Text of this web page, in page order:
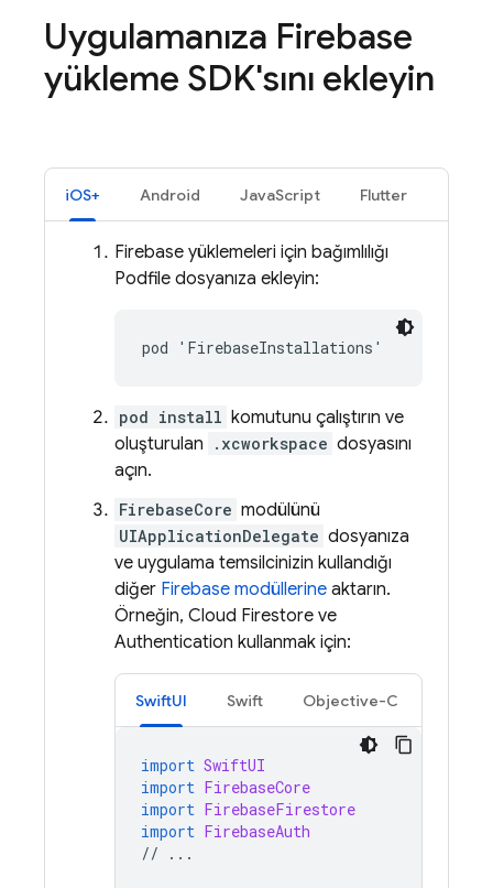
Uygulamanıza Firebase
yükleme SDK'sını ekleyin
iOS+ Android JavaScript Flutter
Firebase yüklemeleri için bağımlılığı
Podfile dosyanıza ekleyin:
pod 'FirebaseInstallations'
pod install komutunu çalıştırın ve
oluşturulan
.xcworkspace dosyasını
açın.
FirebaseCore modülünü
UIApplicationDelegate dosyanıza
ve uygulama temsilcinizin kullandığı
diğer Firebase modüllerine aktarın.
Örneğin, Cloud Firestore ve
Authentication kullanmak için:
SwiftUI Swift Objective-C
import SwiftUI
import FirebaseCore
import FirebaseFirestore
import FirebaseAuth
//
...